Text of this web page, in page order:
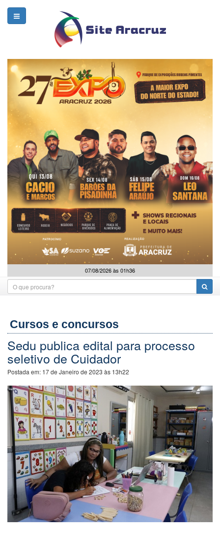
07/08/2026 às 01h36
Cursos e concursos
Sedu publica edital para processo
seletivo de Cuidador
Postada em: 17 de Janeiro de 2023 às 13h22